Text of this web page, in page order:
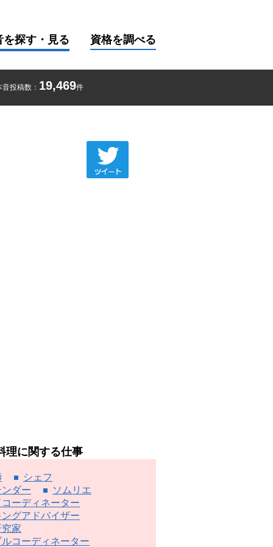
を探す・見る 資格を調べる
投稿数： 19,469件
理に関する仕事
シェフ
ダー
ソムリエ
ーディネーター
グアドバイザー
家
コーディネーター